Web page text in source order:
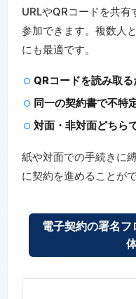
URLやQRコードを共
参加できます。複数人
にも最適です。
QRコードを読み取
同一の契約書で不特
対面・非対面どちら
紙や対面での手続きに
に契約を進めることがで
電子契約の署名